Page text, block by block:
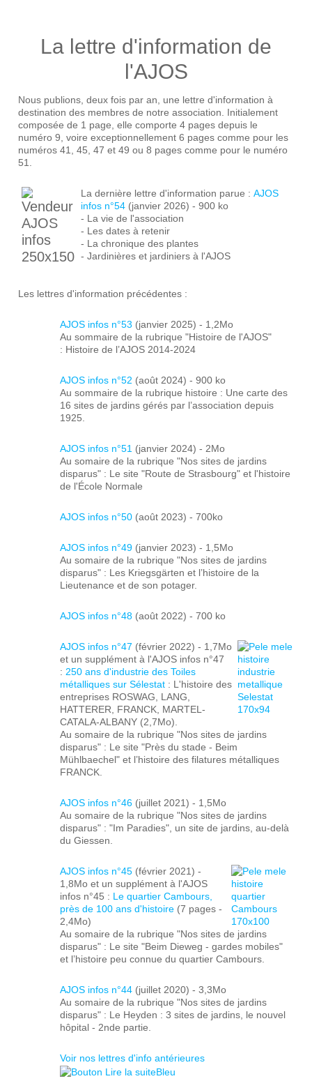
La lettre d'information de
l'AJOS
Nous publions, deux fois par an, une lettre d'information à
destination des membres de notre association. Initialement
composée de 1 page, elle comporte 4 pages depuis le
numéro 9, voire exceptionnellement 6 pages comme pour les
numéros 41, 45, 47 et 49 ou 8 pages comme pour le numéro
51.
La dernière lettre d'information parue :AJOS
infos n°54 (janvier 2026) - 900 ko
- La vie de l'association
- Les dates à retenir
- La chronique des plantes
- Jardinières et jardiniers à l'AJOS
Les lettres d'information précédentes :
AJOS infos n°53 (janvier 2025) - 1,2Mo
Au sommaire de la rubrique "Histoire de l'AJOS"
: Histoire de l’AJOS 2014-2024
AJOS infos n°52 (août 2024) - 900 ko
Au sommaire de la rubrique histoire : Une carte des
16 sites de jardins gérés par l’association depuis
1925.
AJOS infos n°51 (janvier 2024) - 2Mo
Au somaire de la rubrique "Nos sites de jardins
disparus" : Le site "Route de Strasbourg" et l'histoire
de l'École Normale
AJOS infos n°50 (août 2023) - 700ko
AJOS infos n°49 (janvier 2023) - 1,5Mo
Au somaire de la rubrique "Nos sites de jardins
disparus" : Les Kriegsgärten et l’histoire de la
Lieutenance et de son potager.
AJOS infos n°48 (août 2022) - 700 ko
AJOS infos n°47 (février 2022) - 1,7Mo
et un supplément à l'AJOS infos n°47
:250 ans d'industrie des Toiles
métalliques sur Sélestat : L'histoire des
entreprises ROSWAG, LANG,
HATTERER, FRANCK, MARTEL-
CATALA-ALBANY (2,7Mo).
Au somaire de la rubrique "Nos sites de jardins
disparus" : Le site "Près du stade - Beim
Mühlbaechel" et l’histoire des filatures métalliques
FRANCK.
AJOS infos n°46 (juillet 2021) - 1,5Mo
Au somaire de la rubrique "Nos sites de jardins
disparus" : "Im Paradies", un site de jardins, au-delà
du Giessen.
AJOS infos n°45 (février 2021) -
1,8Mo et un supplément à l'AJOS
infos n°45 : Le quartier Cambours,
près de 100 ans d'histoire (7 pages -
2,4Mo)
Au somaire de la rubrique "Nos sites de jardins
disparus" : Le site "Beim Dieweg - gardes mobiles"
et l’histoire peu connue du quartier Cambours.
AJOS infos n°44 (juillet 2020) - 3,3Mo
Au somaire de la rubrique "Nos sites de jardins
disparus" : Le Heyden : 3 sites de jardins, le nouvel
hôpital - 2nde partie.
Voir nos lettres d'info antérieures